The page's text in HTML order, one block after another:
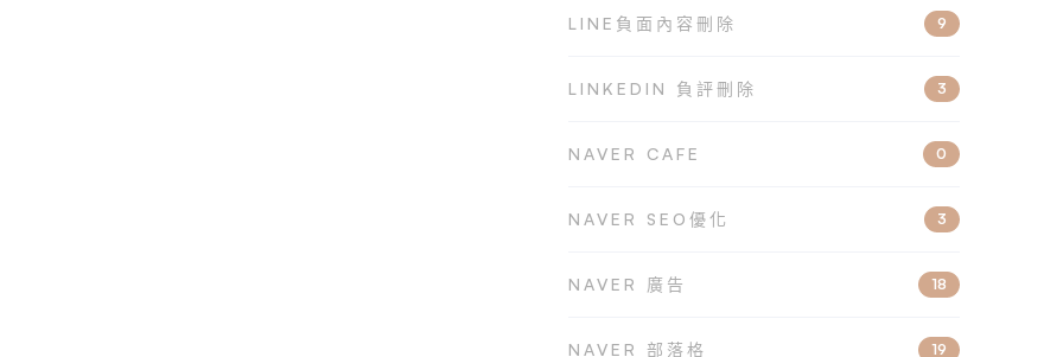
LINE負面內容刪除 9
LINKEDIN 負評刪除 3
NAVER CAFE 0
NAVER SEO優化 3
NAVER 廣告 18
NAVER 部落格 19